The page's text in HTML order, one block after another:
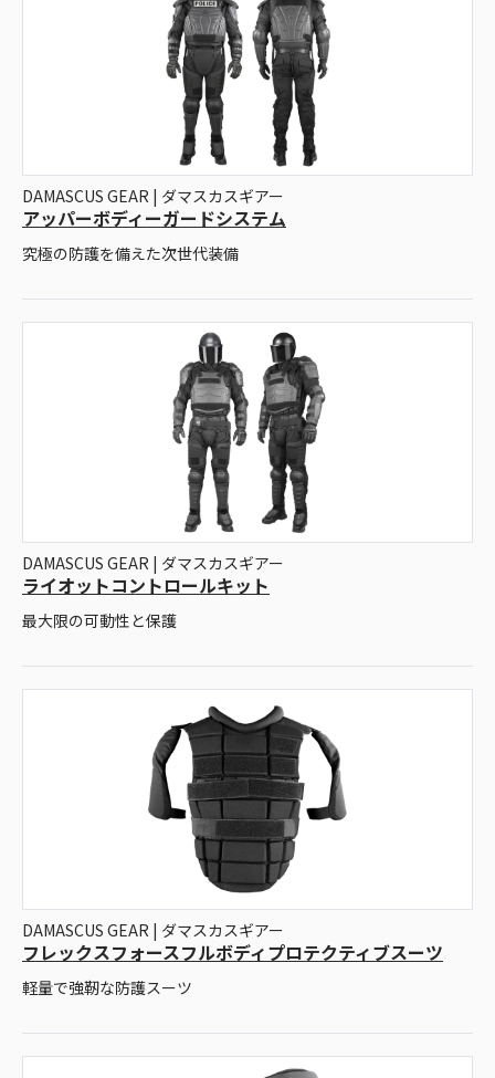
DAMASCUS GEAR | ダマスカスギアー
アッパーボディーガードシステム
究極の防護を備えた次世代装備
DAMASCUS GEAR | ダマスカスギアー
ライオットコントロールキット
最大限の可動性と保護
DAMASCUS GEAR | ダマスカスギアー
フレックスフォースフルボディプロテクティブスーツ
軽量で強靭な防護スーツ